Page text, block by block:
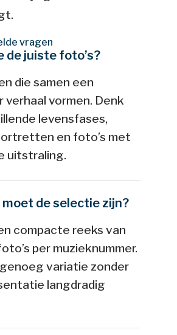
vragen
de juiste foto’s?
die samen een
verhaal vormen. Denk
levensfases,
en foto’s met
uitstraling.
de selectie zijn?
compacte reeks van
per muzieknummer.
variatie zonder
langdradig